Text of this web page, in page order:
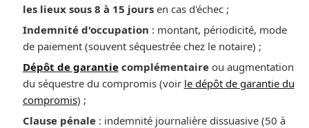
les lieux sous 8 à 15 joursen cas d'échec ;
Indemnité d'occupation : montant, périodicité, mode
de paiement (souvent séquestrée chez le notaire) ;
Dépôt de garantiecomplémentaireou augmentation
du séquestre du compromis (voir le dépôt de garantie du
compromis) ;
Clause pénale: indemnité journalière dissuasive (50 à